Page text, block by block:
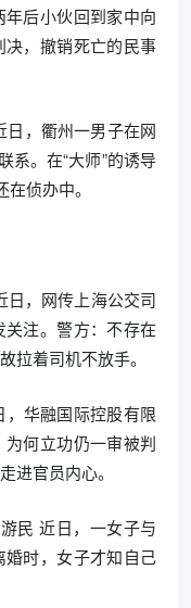
后小伙回到家中向
，撤销死亡的民事
日，衢州一男子在网
系。在“大师”的诱导
侦办中。
日，网传上海公交司
注。警方：不存在
拉着司机不放手。
，华融国际控股有限
何立功仍一审被判
进官员内心。
民 近日，一女子与
时，女子才知自己